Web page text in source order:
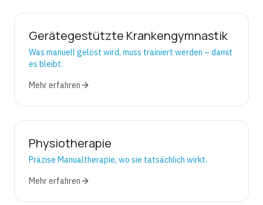
Gerätegestützte Krankengymnastik
Was manuell gelöst wird, muss trainiert werden – damit
es bleibt.
Mehr erfahren
Physiotherapie
Präzise Manualtherapie, wo sie tatsächlich wirkt.
Mehr erfahren